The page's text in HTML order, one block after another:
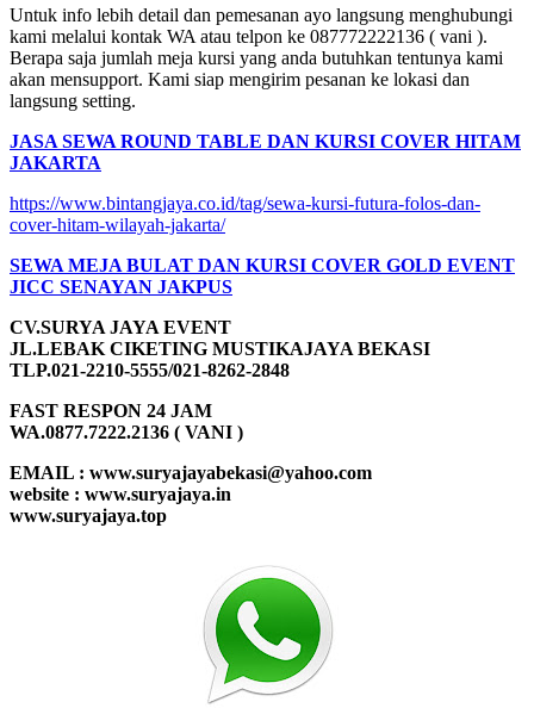
Untuk info lebih detail dan pemesanan ayo langsung menghubungi
kami melalui kontak WA atau telpon ke 087772222136 ( vani ).
Berapa saja jumlah meja kursi yang anda butuhkan tentunya kami
akan mensupport. Kami siap mengirim pesanan ke lokasi dan
langsung setting.
JASA SEWA ROUND TABLE DAN KURSI COVER HITAM
JAKARTA
https://www.bintangjaya.co.id/tag/sewa-kursi-futura-folos-dan-
cover-hitam-wilayah-jakarta/
SEWA MEJA BULAT DAN KURSI COVER GOLD EVENT
JICC SENAYAN JAKPUS
CV.SURYA JAYA EVENT
JL.LEBAK CIKETING MUSTIKAJAYA BEKASI
TLP.021-2210-5555/021-8262-2848
FAST RESPON 24 JAM
WA.0877.7222.2136 ( VANI )
EMAIL : www.suryajayabekasi@yahoo.com
website : www.suryajaya.in
www.suryajaya.top